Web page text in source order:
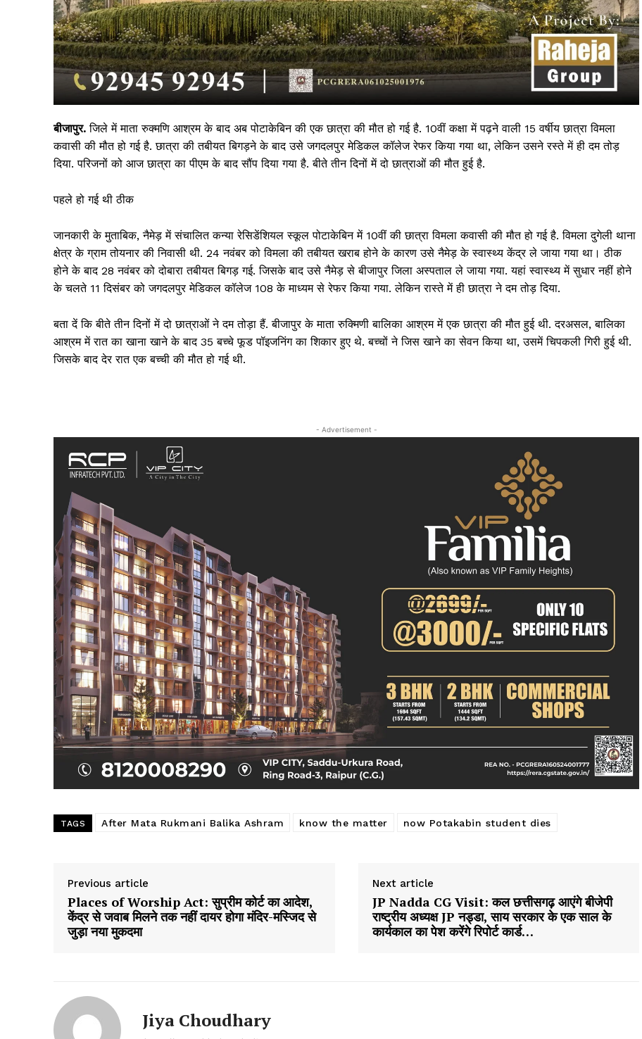
सिर्फ सच !!!
Khabarchalisa News
Trending Now
खेल खबर
बीजापुर. जिले में माता रुक्मणि आश्रम के बाद अब पोटाकेबिन की एक छात्रा की मौत हो गई है. 10वीं कक्षा में पढ़ने वाली 15 वर्षीय छात्रा विमला
कवासी की मौत हो गई है. छात्रा की तबीयत बिगड़ने के बाद उसे जगदलपुर मेडिकल कॉलेज रेफर किया गया था, लेकिन उसने रस्ते में ही दम तोड़
दिया. परिजनों को आज छात्रा का पीएम के बाद सौंप दिया गया है. बीते तीन दिनों में दो छात्राओं की मौत हुई है.
पहले हो गई थी ठीक
जानकारी के मुताबिक, नैमेड़ में संचालित कन्या रेसिडेंशियल स्कूल पोटाकेबिन में 10वीं की छात्रा विमला कवासी की मौत हो गई है. विमला दुगेली थाना
क्षेत्र के ग्राम तोयनार की निवासी थी. 24 नवंबर को विमला की तबीयत खराब होने के कारण उसे नैमेड़ के स्वास्थ्य केंद्र ले जाया गया था। ठीक
होने के बाद 28 नवंबर को दोबारा तबीयत बिगड़ गई. जिसके बाद उसे नैमेड़ से बीजापुर जिला अस्पताल ले जाया गया. यहां स्वास्थ्य में सुधार नहीं होने
के चलते 11 दिसंबर को जगदलपुर मेडिकल कॉलेज 108 के माध्यम से रेफर किया गया. लेकिन रास्ते में ही छात्रा ने दम तोड़ दिया.
बता दें कि बीते तीन दिनों में दो छात्राओं ने दम तोड़ा हैं. बीजापुर के माता रुक्मिणी बालिका आश्रम में एक छात्रा की मौत हुई थी. दरअसल, बालिका
आश्रम में रात का खाना खाने के बाद 35 बच्चे फूड पॉइजनिंग का शिकार हुए थे. बच्चों ने जिस खाने का सेवन किया था, उसमें चिपकली गिरी हुई थी.
जिसके बाद देर रात एक बच्ची की मौत हो गई थी.
- Advertisement -
TAGS After Mata Rukmani Balika Ashram know the matter now Potakabin student dies
Previous article
Places of Worship Act: सुप्रीम कोर्ट का आदेश,
केंद्र से जवाब मिलने तक नहीं दायर होगा मंदिर-मस्जिद से
जुड़ा नया मुकदमा
Next article
JP Nadda CG Visit: कल छत्तीसगढ़ आएंगे बीजेपी
राष्ट्रीय अध्यक्ष JP नड्डा, साय सरकार के एक साल के
कार्यकाल का पेश करेंगे रिपोर्ट कार्ड…
Jiya Choudhary